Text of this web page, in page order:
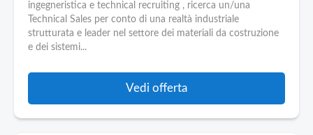
ingegneristica e technical recruiting , ricerca un/una
Technical Sales per conto di una realtà industriale
strutturata e leader nel settore dei materiali da costruzione
e dei sistemi...
Vedi offerta